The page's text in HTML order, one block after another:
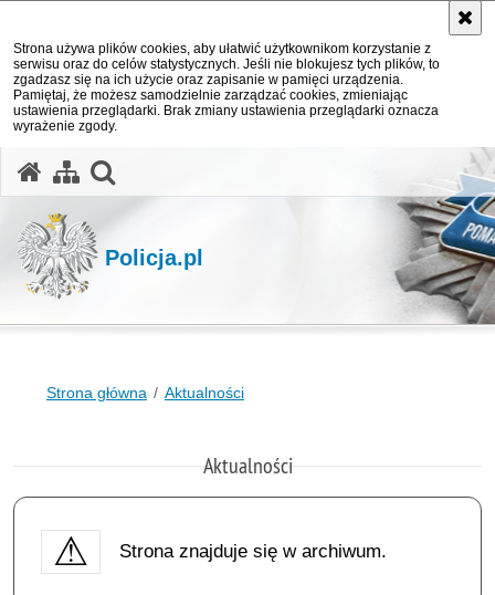
Strona używa plików cookies, aby ułatwić użytkownikom korzystanie z
serwisu oraz do celów statystycznych. Jeśli nie blokujesz tych plików, to
zgadzasz się na ich użycie oraz zapisanie w pamięci urządzenia.
Pamiętaj, że możesz samodzielnie zarządzać cookies, zmieniając
ustawienia przeglądarki. Brak zmiany ustawienia przeglądarki oznacza
wyrażenie zgody.
Policja.pl
Strona główna Aktualności
Aktualności
Strona znajduje się w archiwum.